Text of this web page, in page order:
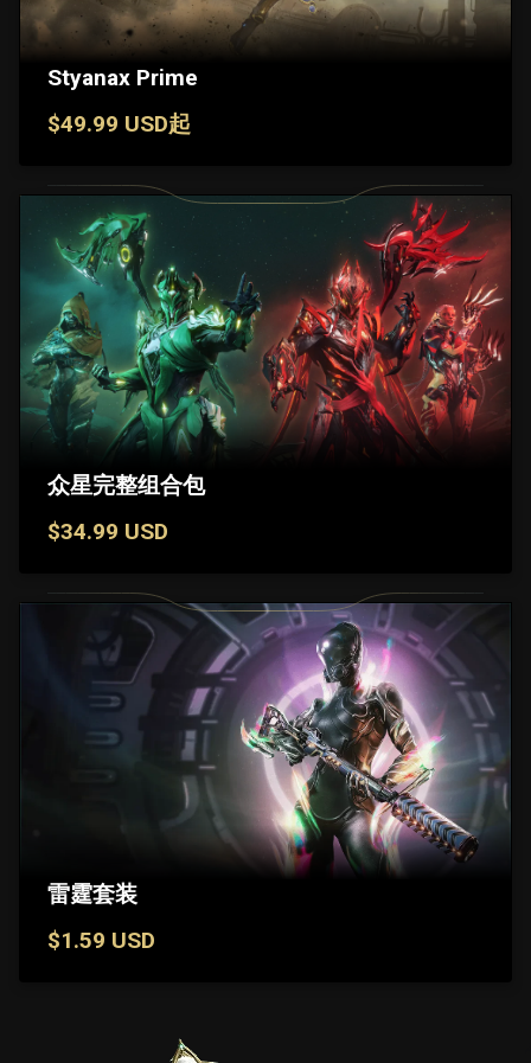
Styanax Prime
$49.99 USD起
众星完整组合包
$34.99 USD
雷霆套装
$1.59 USD